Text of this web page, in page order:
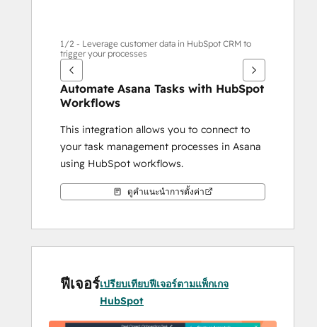
1/2 - Leverage customer data in HubSpot CRM to
trigger your processes
Automate Asana Tasks with HubSpot
Workflows
This integration allows you to connect to
your task management processes in Asana
using HubSpot workflows.
ดูคำแนะนำการตั้งค่า
ฟีเจอร์เปรียบเทียบฟีเจอร์ตามแพ็กเกจ
HubSpot